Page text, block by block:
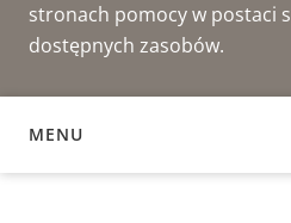
stronach pomocy w postaci
dostępnych zasobów.
MENU
POBIERZ ZA DARMO